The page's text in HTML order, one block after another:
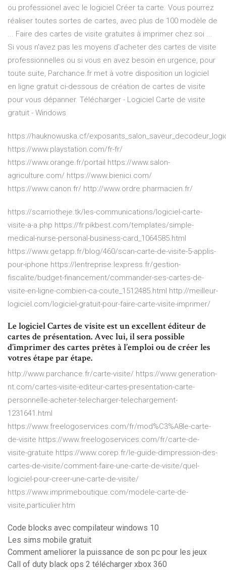
ou professionel avec le logiciel Créer ta carte. Vous pourrez
réaliser toutes sortes de cartes, avec plus de 100 modèle de
... Faire des cartes de visite gratuites à imprimer chez soi ...
Si vous n'avez pas les moyens d'acheter des cartes de visite
professionnelles ou si vous en avez besoin en urgence, pour
toute suite, Parchance.fr met à votre disposition un logiciel
en ligne gratuit ci-dessous de création de cartes de visite
pour vous dépanner. Télécharger - Logiciel Carte de visite
gratuit - Windows
https://hauknowuska.cf/
https://www.playstation.com/fr-fr/
https://www.orange.fr/portail https://www.salon-
agriculture.com/ https://www.bienici.com/
https://www.canon.fr/ http://www.ordre.pharmacien.fr/
https://scarriotheje.tk/les-communications/logiciel-carte-
visite-a-a.php https://fr.pikbest.com/templates/simple-
medical-nurse-personal-business-card_1064585.html
https://www.getapp.fr/blog/460/scan-carte-de-visite-5-applis-
pour-iphone https://lentreprise.lexpress.fr/gestion-
fiscalite/budget-financement/commander-ses-cartes-de-
visite-en-ligne-combien-ca-coute_1512485.html http://meilleur-
logiciel.com/logiciel-gratuit-pour-faire-carte-visite-imprimer/
Le logiciel Cartes de visite est un excellent éditeur de
cartes de présentation. Avec lui, il sera possible
d’imprimer des cartes prêtes à l’emploi ou de créer les
votres étape par étape.
http://www.parchance.fr/carte-visite/ https://www.generation-
nt.com/cartes-visite-editeur-cartes-presentation-carte-
personnelle-acheter-telecharger-telechargement-
1231641.html
https://www.freelogoservices.com/fr/mod%C3%A8le-carte-
de-visite https://www.freelogoservices.com/fr/carte-de-
visite-gratuite https://www.corep.fr/le-guide-dimpression-des-
cartes-de-visite/comment-faire-une-carte-de-visite/quel-
logiciel-pour-creer-une-carte-de-visite/
https://www.imprimeboutique.com/modele-carte-de-
visite,particulier.htm
Code blocks avec compilateur windows 10
Les sims mobile gratuit
Comment ameliorer la puissance de son pc pour les jeux
Call of duty black ops 2 télécharger xbox 360